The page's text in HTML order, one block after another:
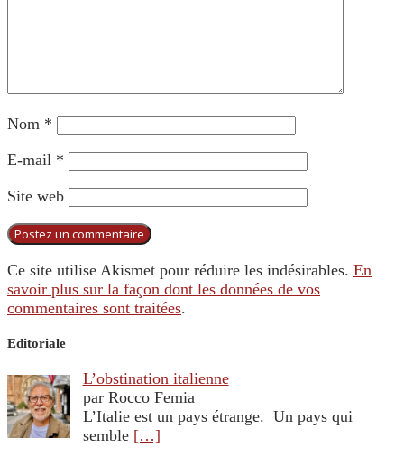
Nom *
E-mail *
Site web
Ce site utilise Akismet pour réduire les indésirables. En
savoir plus sur la façon dont les données de vos
commentaires sont traitées.
Editoriale
L’obstination italienne
par Rocco Femia
L’Italie est un pays étrange. Un pays qui
semble […]